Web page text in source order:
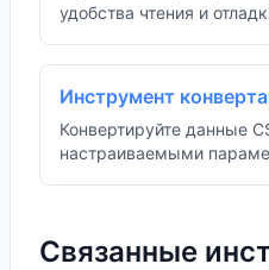
удобства чтения и
Инструмент
Конвертируйте данные
настраиваемыми
Связанные